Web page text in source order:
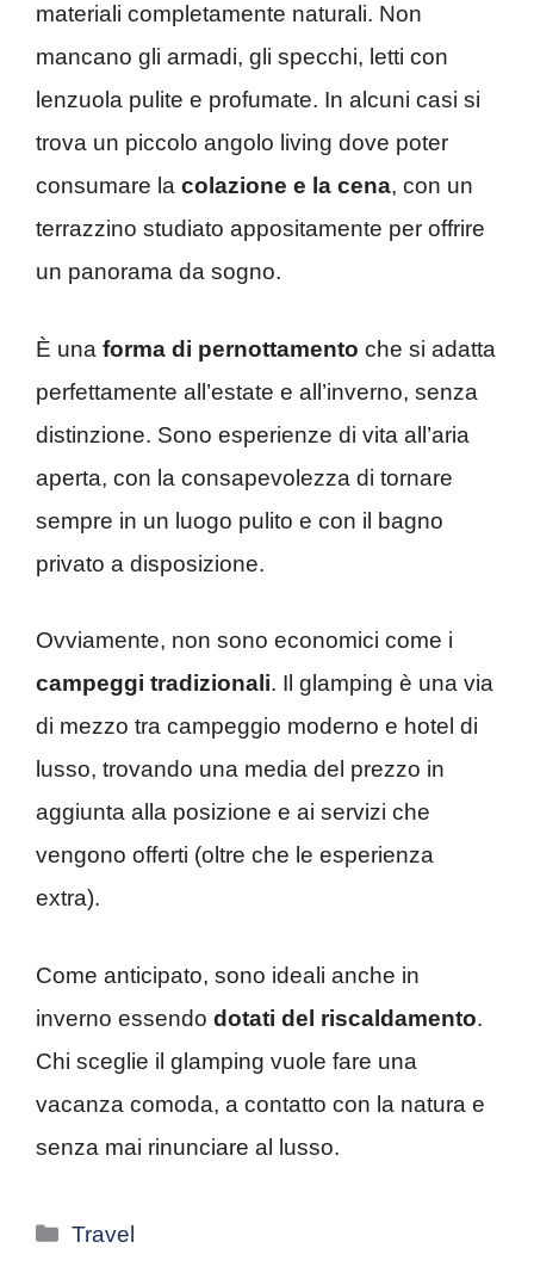
materiali completamente naturali. Non
mancano gli armadi, gli specchi, letti con
lenzuola pulite e profumate. In alcuni casi si
trova un piccolo angolo living dove poter
consumare la colazione e la cena, con un
terrazzino studiato appositamente per offrire
un panorama da sogno.
È una forma di pernottamento che si adatta
perfettamente all’estate e all’inverno, senza
distinzione. Sono esperienze di vita all’aria
aperta, con la consapevolezza di tornare
sempre in un luogo pulito e con il bagno
privato a disposizione.
Ovviamente, non sono economici come i
campeggi tradizionali. Il glamping è una via
di mezzo tra campeggio moderno e hotel di
lusso, trovando una media del prezzo in
aggiunta alla posizione e ai servizi che
vengono offerti (oltre che le esperienza
extra).
Come anticipato, sono ideali anche in
inverno essendo dotati del riscaldamento.
Chi sceglie il glamping vuole fare una
vacanza comoda, a contatto con la natura e
senza mai rinunciare al lusso.
Categorie
Travel